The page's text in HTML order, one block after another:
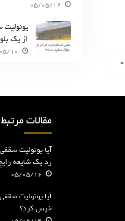
05/05/12
یونولیت
از یک
10
مقالات مرتبط
آیا یونولیت
رد یک شایعه
05/05/16
آیا یونولیت
خیس کرد؟